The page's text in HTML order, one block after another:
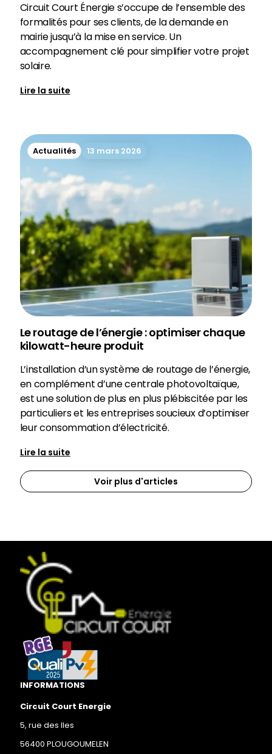
Circuit Court Énergie s’occupe de l’ensemble des
formalités pour ses clients, de la demande en
mairie jusqu’à la mise en service. Un
accompagnement clé pour simplifier votre projet
solaire.
Lire la suite
Actualités 13 mars 2026
Le routage de l’énergie : optimiser chaque
kilowatt-heure produit
L’installation d’un système de routage de l’énergie,
en complément d’une centrale photovoltaïque,
est une solution de plus en plus plébiscitée par les
particuliers et les entreprises soucieux d’optimiser
leur consommation d’électricité.
Lire la suite
Voir plus d'articles
INFORMATIONS
Circuit Court Energie
5, rue des Iles
56400 PLOUGOUMELEN